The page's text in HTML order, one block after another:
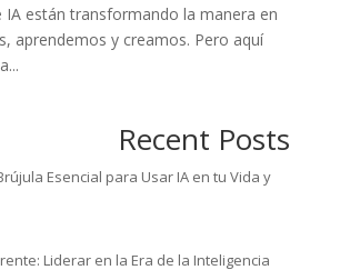
IA están transformando la manera en
aprendemos y creamos. Pero aquí
Recent Posts
Esencial para Usar IA en tu Vida y
Liderar en la Era de la Inteligencia